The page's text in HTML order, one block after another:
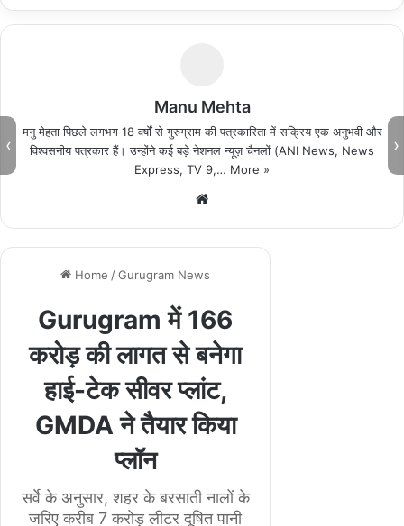
Manu Mehta
मनु मेहता पिछले लगभग 18 वर्षों से गुरुग्राम की पत्रकारिता में सक्रिय एक अनुभवी और
विश्वसनीय पत्रकार हैं। उन्होंने कई बड़े नेशनल न्यूज़ चैनलों (ANI News, News
Express, TV 9,… More »
‹ ›